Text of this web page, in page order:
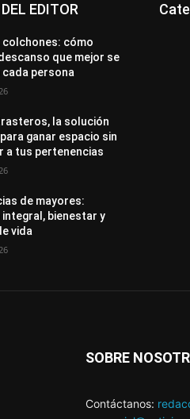
EDITOR
colchones: cómo
que mejor se
cada persona
la solución
ganar espacio sin
a tus pertenencias
de mayores:
bienestar y
vida
SOBRE
Contáctanos: